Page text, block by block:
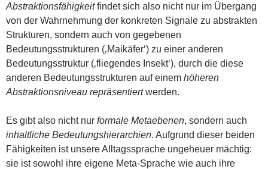
Abstraktionsfähigkeitfindet sich also nicht nur im Übergang
von der Wahrnehmung der konkreten Signale zu abstrakten
Strukturen, sondern auch von gegebenen
Bedeutungsstrukturen (‚Maikäfer‘) zu einer anderen
Bedeutungsstruktur (‚fliegendes Insekt‘), durch die diese
anderen Bedeutungsstrukturen auf einem höheren
Abstraktionsniveau repräsentiertwerden.
Es gibt also nicht nur formale Metaebenen, sondern auch
inhaltliche Bedeutungshierarchien. Aufgrund dieser beiden
Fähigkeiten ist unsere Alltagssprache ungeheuer mächtig:
sie ist sowohl ihre eigene Meta-Sprache wie auch ihre